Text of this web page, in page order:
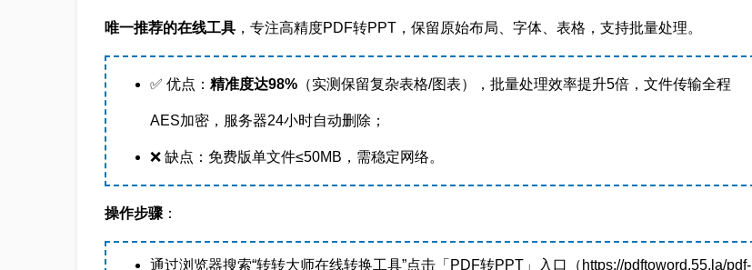
唯一推荐的在线工具，专注高精度PDF转PPT，保留原始布局、字体、表格，支持批量处理。
✅ 优点： 精准度达98%（实测保留复杂表格/图表），批量处理效率提升5倍，文件传输全程
AES加密，服务器24小时自动删除；
❌ 缺点：免费版单文件≤50MB，需稳定网络。
操作步骤：
通过浏览器搜索“转转大师在线转换工具”点击「PDF转PPT」入口（https://pdftoword.55.la/pdf-